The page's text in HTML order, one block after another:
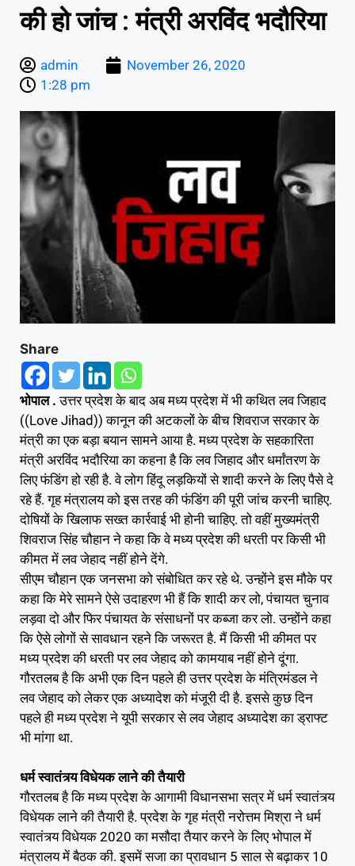
की हो जांच : मंत्री अरविंद भदौरिया
admin
November 26, 2020
1:28 pm
Share
भोपाल . उत्तर प्रदेश के बाद अब मध्य प्रदेश में भी कथित लव जिहाद
((Love Jihad)) कानून की अटकलों के बीच शिवराज सरकार के
मंत्री का एक बड़ा बयान सामने आया है. मध्य प्रदेश के सहकारिता
मंत्री अरविंद भदौरिया का कहना है कि लव जिहाद और धर्मांतरण के
लिए फंडिंग हो रही है. वे लोग हिंदू लड़कियों से शादी करने के लिए पैसे दे
रहे हैं. गृह मंत्रालय को इस तरह की फंडिंग की पूरी जांच करनी चाहिए.
दोषियों के खिलाफ सख्त कार्रवाई भी होनी चाहिए. तो वहीं मुख्यमंत्री
शिवराज सिंह चौहान ने कहा कि वे मध्य प्रदेश की धरती पर किसी भी
कीमत में लव जेहाद नहीं होने देंगे.
सीएम चौहान एक जनसभा को संबोधित कर रहे थे. उन्होंने इस मौके पर
कहा कि मेरे सामने ऐसे उदाहरण भी हैं कि शादी कर लो, पंचायत चुनाव
लड़वा दो और फिर पंचायत के संसाधनों पर कब्जा कर लो. उन्होंने कहा
कि ऐसे लोगों से सावधान रहने कि जरूरत है. मैं किसी भी कीमत पर
मध्य प्रदेश की धरती पर लव जेहाद को कामयाब नहीं होने दूंगा.
गौरतलब है कि अभी एक दिन पहले ही उत्तर प्रदेश के मंत्रिमंडल ने
लव जेहाद को लेकर एक अध्यादेश को मंजूरी दी है. इससे कुछ दिन
पहले ही मध्य प्रदेश ने यूपी सरकार से लव जेहाद अध्यादेश का ड्राफ्ट
भी मांगा था.
धर्म स्वातंत्र्य विधेयक लाने की तैयारी
गौरतलब है कि मध्य प्रदेश के आगामी विधानसभा सत्र में धर्म स्वातंत्र्य
विधेयक लाने की तैयारी है. प्रदेश के गृह मंत्री नरोत्तम मिश्रा ने धर्म
स्वातंत्र्य विधेयक 2020 का मसौदा तैयार करने के लिए भोपाल में
मंत्रालय में बैठक की. इसमें सजा का प्रावधान 5 साल से बढ़ाकर 10